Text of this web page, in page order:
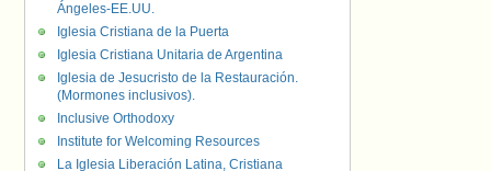
Ángeles-EE.UU.
Iglesia Cristiana de la Puerta
Iglesia Cristiana Unitaria de Argentina
Iglesia de Jesucristo de la Restauración.
(Mormones inclusivos).
Inclusive Orthodoxy
Institute for Welcoming Resources
La Iglesia Liberación Latina, Cristiana